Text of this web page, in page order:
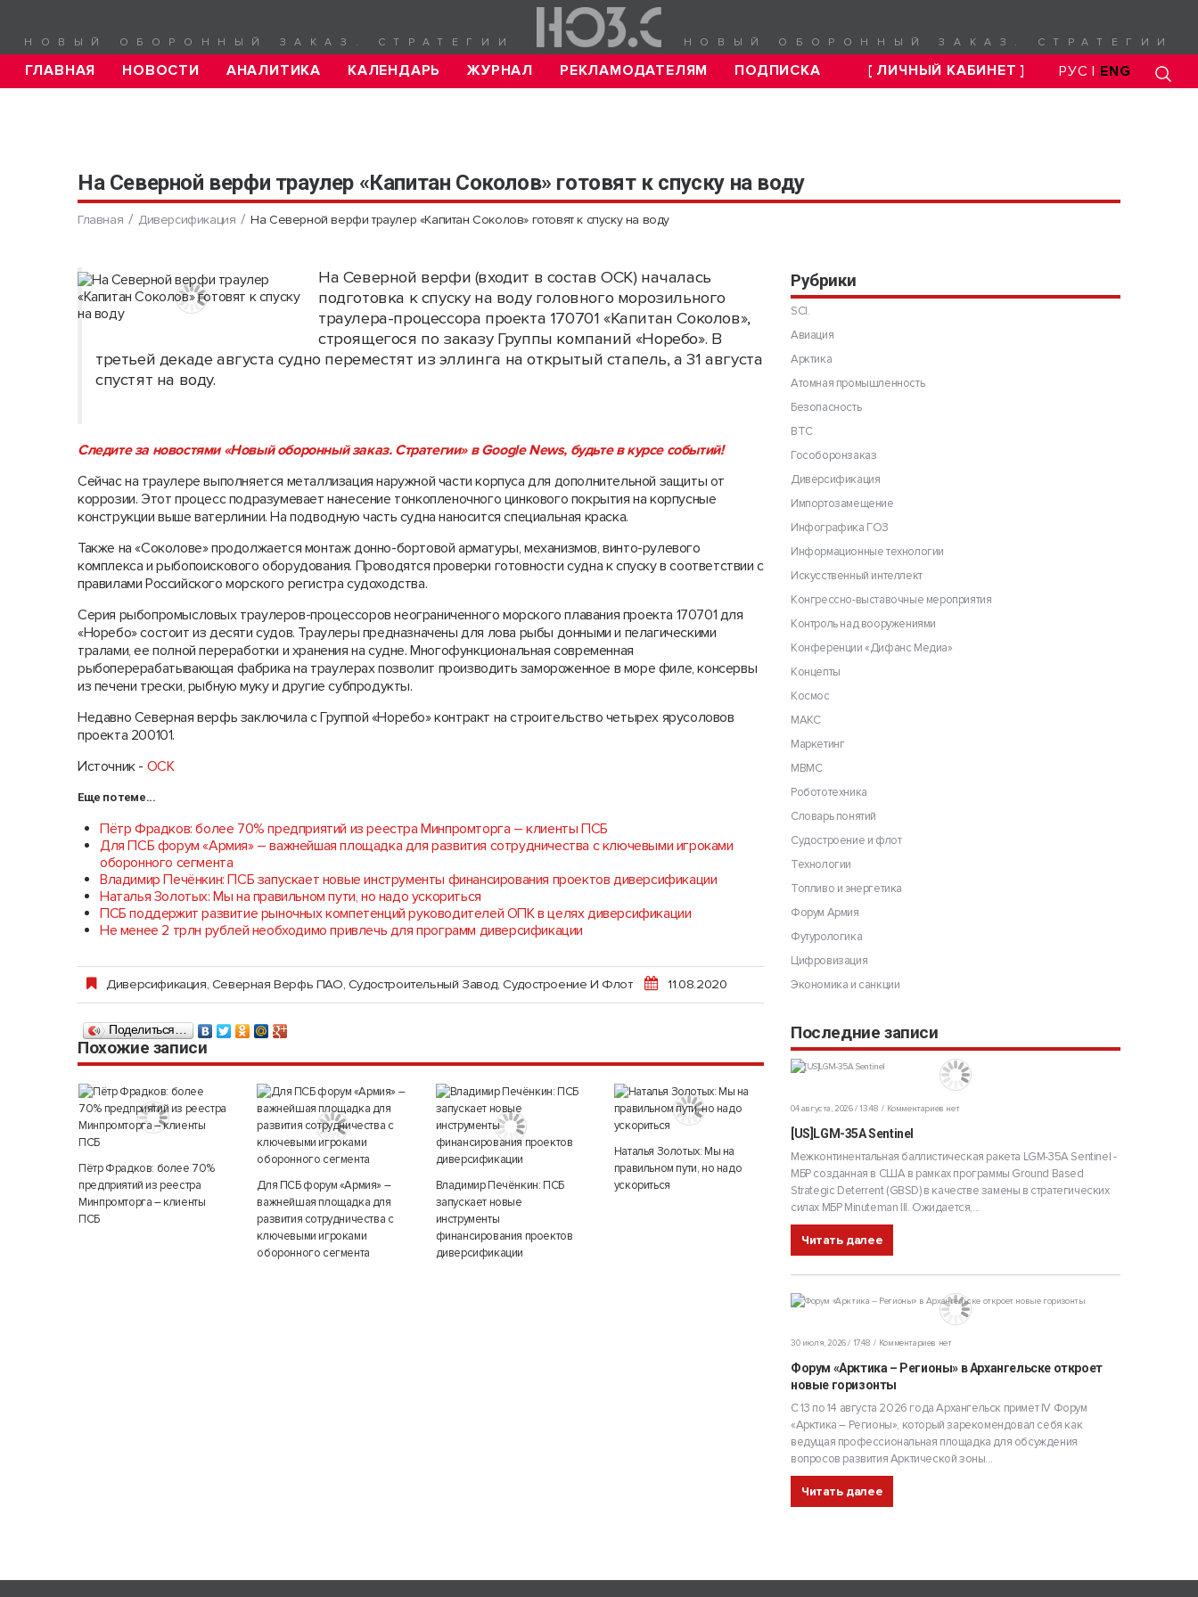
НОВЫЙ ОБОРОННЫЙ ЗАКАЗ. СТРАТЕГИИ НОВЫЙ ОБОРОННЫЙ ЗАКАЗ. СТРАТЕГИИ
ГЛАВНАЯ НОВОСТИ АНАЛИТИКА КАЛЕНДАРЬ ЖУРНАЛ РЕКЛАМОДАТЕЛЯМ ПОДПИСКА [ ЛИЧНЫЙ КАБИНЕТ ] РУС | ENG
На Северной верфи траулер «Капитан Соколов» готовят к спуску на воду
Главная Диверсификация На Северной верфи траулер «Капитан Соколов» готовят к спуску на воду
На Северной верфи (входит в состав ОСК) началась
подготовка к спуску на воду головного морозильного
траулера-процессора проекта 170701 «Капитан Соколов»,
строящегося по заказу Группы компаний «Норебо». В
третьей декаде августа судно переместят из эллинга на открытый стапель, а 31 августа
спустят на воду.
Следите за новостями «Новый оборонный заказ. Стратегии» в Google News, будьте в курсе событий!
Сейчас на траулере выполняется металлизация наружной части корпуса для дополнительной защиты от
коррозии. Этот процесс подразумевает нанесение тонкопленочного цинкового покрытия на корпусные
конструкции выше ватерлинии. На подводную часть судна наносится специальная краска.
Также на «Соколове» продолжается монтаж донно-бортовой арматуры, механизмов, винто-рулевого
комплекса и рыбопоискового оборудования. Проводятся проверки готовности судна к спуску в соответствии с
правилами Российского морского регистра судоходства.
Серия рыбопромысловых траулеров-процессоров неограниченного морского плавания проекта 170701 для
«Норебо» состоит из десяти судов. Траулеры предназначены для лова рыбы донными и пелагическими
тралами, ее полной переработки и хранения на судне. Многофункциональная современная
рыбоперерабатывающая фабрика на траулерах позволит производить замороженное в море филе, консервы
из печени трески, рыбную муку и другие субпродукты.
Недавно Северная верфь заключила с Группой «Норебо» контракт на строительство четырех ярусоловов
проекта 200101.
Источник - ОСК
Еще по теме...
Пётр Фрадков: более 70% предприятий из реестра Минпромторга – клиенты ПСБ
Для ПСБ форум «Армия» – важнейшая площадка для развития сотрудничества с ключевыми игроками
оборонного сегмента
Владимир Печёнкин: ПСБ запускает новые инструменты финансирования проектов диверсификации
Наталья Золотых: Мы на правильном пути, но надо ускориться
ПСБ поддержит развитие рыночных компетенций руководителей ОПК в целях диверсификации
Не менее 2 трлн рублей необходимо привлечь для программ диверсификации
Диверсификация, Северная Верфь ПАО, Судостроительный Завод,Судостроение И Флот 11.08.2020
Поделиться…
Похожие записи
Пётр Фрадков: более 70%
предприятий из реестра
Минпромторга – клиенты
ПСБ
Для ПСБ форум «Армия» –
важнейшая площадка для
развития сотрудничества с
ключевыми игроками
оборонного сегмента
Владимир Печёнкин: ПСБ
запускает новые
инструменты
финансирования проектов
диверсификации
Наталья Золотых: Мы на
правильном пути, но надо
ускориться
Рубрики
SCI.
Авиация
Арктика
Атомная промышленность
Безопасность
ВТС
Гособоронзаказ
Диверсификация
Импортозамещение
Инфографика ГОЗ
Информационные технологии
Искусственный интеллект
Конгрессно-выставочные мероприятия
Контроль над вооружениями
Конференции «Дифанс Медиа»
Концепты
Космос
МАКС
Маркетинг
МВМС
Робототехника
Словарь понятий
Судостроение и флот
Технологии
Топливо и энергетика
Форум Армия
Футурологика
Цифровизация
Экономика и санкции
Последние записи
04 августа, 2026 / 13:48 Комментариев нет
[US]LGM-35A Sentinel
Межконтинентальная баллистическая ракета LGM-35A Sentinel -
МБР созданная в США в рамках программы Ground Based
Strategic Deterrent (GBSD) в качестве замены в стратегических
силах МБР Minuteman III. Ожидается,...
Читать далее
30 июля, 2026 / 17:48 Комментариев нет
Форум «Арктика – Регионы» в Архангельске откроет
новые горизонты
С 13 по 14 августа 2026 года Архангельск примет IV Форум
«Арктика – Регионы», который зарекомендовал себя как
ведущая профессиональная площадка для обсуждения
вопросов развития Арктической зоны...
Читать далее